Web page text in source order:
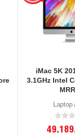
iMac 5K
3.1GHz Intel
Laptop